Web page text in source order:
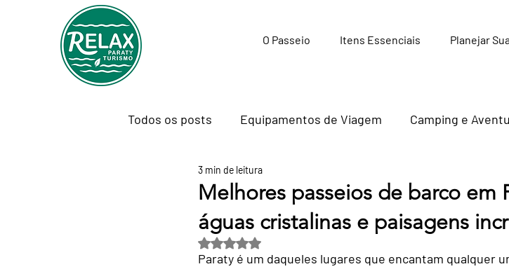
O Passeio Itens Essenciais Planejar
Todos os posts Equipamentos de Viagem Camping e
Tecnologia para Viajantes
Passeios e Experiências Cuidados Pessoais e Saúde em
Melhores passeios de barco em
águas cristalinas e paisagens
3 min de leitura
Avaliado com NaN de 5 estrelas.
Paraty é um daqueles lugares que encantam qualquer